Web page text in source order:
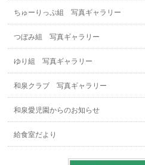
ちゅーりっぷ組 写真ギャラリー
つぼみ組 写真ギャラリー
ゆり組 写真ギャラリー
和泉クラブ 写真ギャラリー
和泉愛児園からのお知らせ
給食室だより